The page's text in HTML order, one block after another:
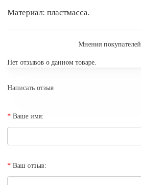
Материал: пластмасса.
Мнения покупателей
Нет отзывов о данном товаре.
Написать отзыв
Ваше имя:
Ваш отзыв: